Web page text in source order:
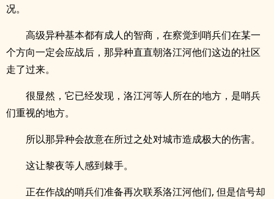
况。
高级异种基本都有成人的智商，在察觉到哨兵们在某一
个方向一定会应战后，那异种直直朝洛江河他们这边的社区
走了过来。
很显然，它已经发现，洛江河等人所在的地方，是哨兵
们重视的地方。
所以那异种会故意在所过之处对城市造成极大的伤害。
这让黎夜等人感到棘手。
正在作战的哨兵们准备再次联系洛江河他们, 但是信号却